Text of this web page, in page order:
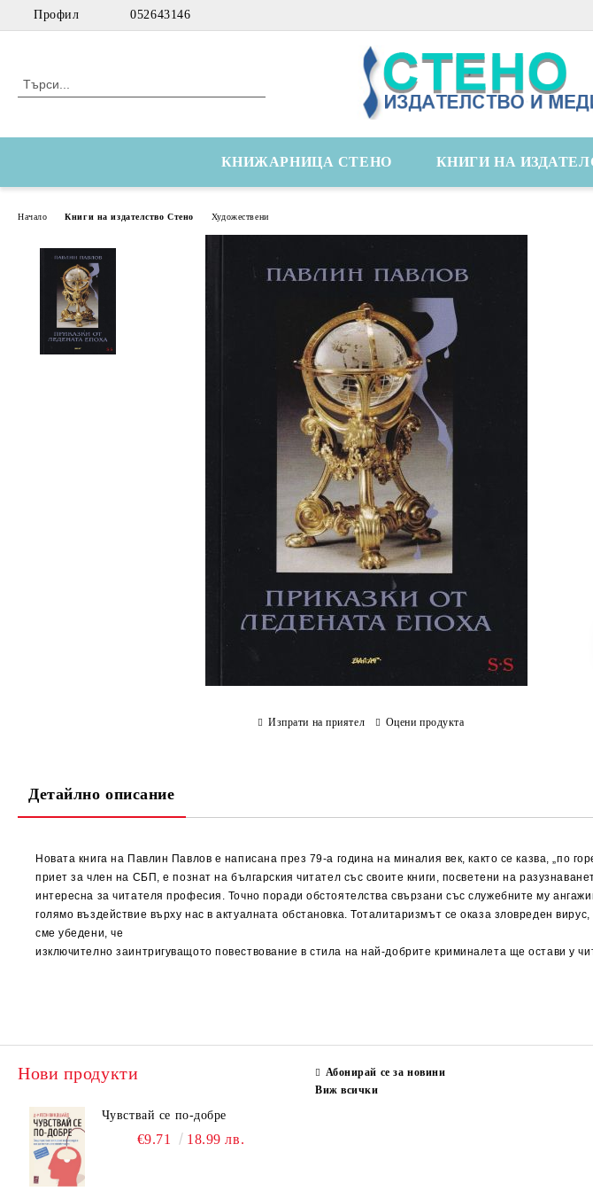
Профил 052643146
КНИЖАРНИЦА СТЕНО КНИГИ НА
Начало Книги на издателство Стено Художествени
Изпрати на приятел Оцени продукта
Детайлно описание
Новата книга на Павлин Павлов е написана през 79-а година на миналия век, както се казва, „по
приет за член на СБП, е познат на българския читател със своите книги, посветени на
интересна за читателя професия. Точно поради обстоятелства свързани със служебните му
голямо въздействие върху нас в актуалната обстановка. Тоталитаризмът се оказа зловреден
сме убедени, че
изключително заинтригуващото повествование в стила на най-добрите криминалета ще остави у
Нови продукти
Чувствай се по-добре
€9.71 18.99 лв.
Абонирай се за новини
Виж всички